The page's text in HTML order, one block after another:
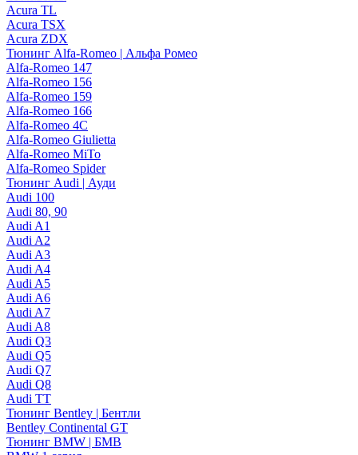
Acura TL
Acura TSX
Acura ZDX
Тюнинг Alfa-Romeo | Альфа Ромео
Alfa-Romeo 147
Alfa-Romeo 156
Alfa-Romeo 159
Alfa-Romeo 166
Alfa-Romeo 4C
Alfa-Romeo Giulietta
Alfa-Romeo MiTo
Alfa-Romeo Spider
Тюнинг Audi | Ауди
Audi 100
Audi 80, 90
Audi A1
Audi A2
Audi A3
Audi A4
Audi A5
Audi A6
Audi A7
Audi A8
Audi Q3
Audi Q5
Audi Q7
Audi Q8
Audi TT
Тюнинг Bentley | Бентли
Bentley Continental GT
Тюнинг BMW | БМВ